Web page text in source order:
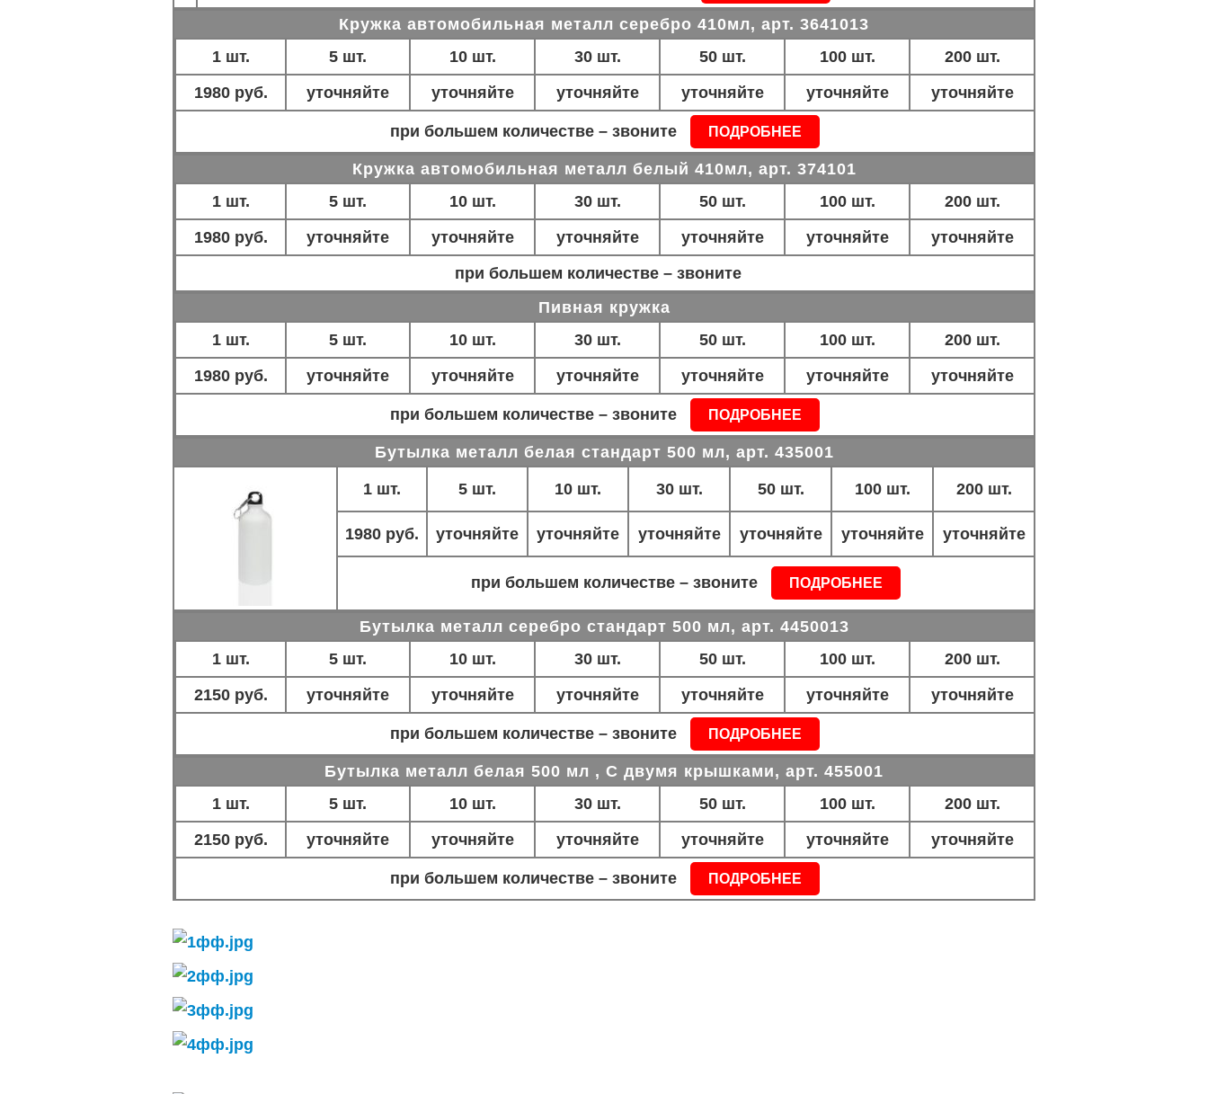
Кружка автомобильная металл серебро 410мл, арт. 3641013
1 шт.
5 шт. 10 шт. 30 шт. 50 шт. 100 шт.
200 шт.
1980 руб.
уточняйте уточняйте уточняйте уточняйте уточняйте уточняйте
при большем количестве – звоните ПОДРОБНЕЕ
Кружка автомобильная металл белый 410мл, арт. 374101
1 шт.
5 шт. 10 шт. 30 шт. 50 шт. 100 шт.
200 шт.
1980 руб.
уточняйте уточняйте уточняйте уточняйте уточняйте
уточняйте
при большем количестве – звоните
Пивная кружка
1 шт.
5 шт. 10 шт. 30 шт. 50 шт. 100 шт.
200 шт.
1980 руб.
уточняйте уточняйте уточняйте уточняйте уточняйте уточняйте
при большем количестве – звоните ПОДРОБНЕЕ
Бутылка металл белая стандарт 500 мл, арт. 435001
1 шт. 5 шт. 10 шт. 30 шт. 50 шт. 100 шт. 200 шт.
1980 руб. уточняйте уточняйте уточняйте уточняйте уточняйте уточняйте
при большем количестве – звоните ПОДРОБНЕЕ
Бутылка металл серебро стандарт 500 мл, арт. 4450013
1 шт.
5 шт. 10 шт. 30 шт. 50 шт. 100 шт.
200 шт.
2150 руб.
уточняйте уточняйте уточняйте уточняйте уточняйте уточняйте
при большем количестве – звоните ПОДРОБНЕЕ
Бутылка металл белая 500 мл , С двумя крышками, арт. 455001
1 шт.
5 шт. 10 шт. 30 шт. 50 шт. 100 шт.
200 шт.
2150 руб.
уточняйте уточняйте уточняйте уточняйте уточняйте уточняйте
при большем количестве – звоните ПОДРОБНЕЕ